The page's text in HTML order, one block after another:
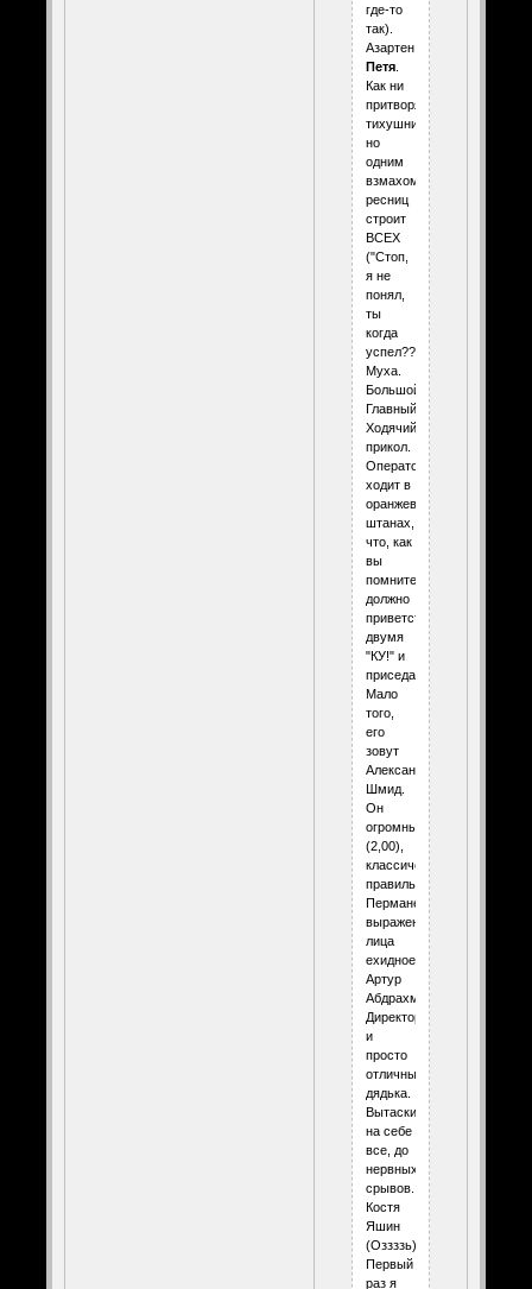
где-то
так).
Азартен.
Петя.
Как ни
притворяется
тихушником,
но
одним
взмахом
ресниц
строит
ВСЕХ
("Стоп,
я не
понял,
ты
когда
успел???").
Муха.
Большой.
Главный.
Ходячий
прикол.
Оператор
ходит в
оранжевых
штанах,
что, как
вы
помните,
должно
приветствоваться
двумя
"КУ!" и
приседанием.
Мало
того,
его
зовут
Александр
Шмид.
Он
огромный
(2,00),
классически
правильный.
Перманентное
выражение
лица
ехидное.
Артур
Абдрахманов.
Директор
и
просто
отличный
дядька.
Вытаскивал
на себе
все, до
нервных
срывов.
Костя
Яшин
(Оззззь).
Первый
раз я